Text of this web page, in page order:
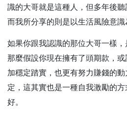
識的大哥就是這種人，但多年後聽
而我所分享的則是以生活風險意識
如果你跟我認識的那位大哥一樣，
那麼假設你現在擁有了頭期款，
加穩定踏實，也更有努力賺錢的
定，這其實也是一種自我激勵的
好。